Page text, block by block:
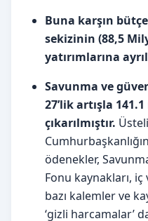
Buna karşın
sekizinin (88,5
yatırımlarına
Savunma ve
27’lik artışla
çıkarılmıştır.
ödenekler,
Fonu kaynakları,
bazı kalemler ve
‘gizli harcamalar’